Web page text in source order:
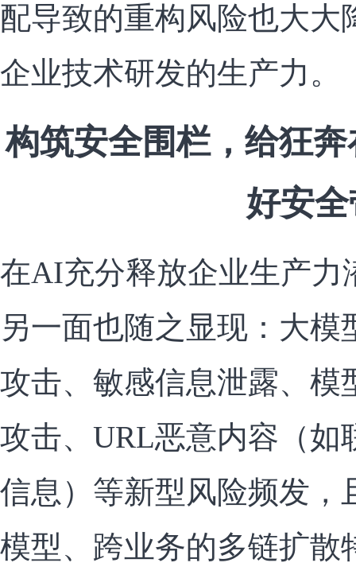
配导致的重构风险也大大
企业技术研发的生产力。
构筑安全围栏，给狂
好安
在AI充分释放企业生产力
另一面也随之显现：大模
攻击、敏感信息泄露、模
攻击、URL恶意内容（如
信息）等新型风险频发，
模型、跨业务的多链扩散